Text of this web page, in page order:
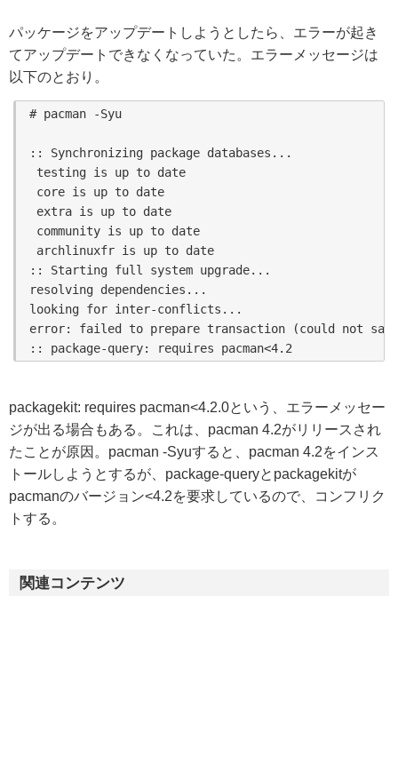
パッケージをアップデートしようとしたら、エラーが起き
てアップデートできなくなっていた。エラーメッセージは
以下のとおり。
# pacman -Syu
:: Synchronizing package databases...
testing is up to date
core is up to date
extra is up to date
community is up to date
archlinuxfr is up to date
:: Starting full system upgrade...
resolving dependencies...
looking for inter-conflicts...
error: failed to prepare transaction (could not
packagekit: requires pacman<4.2.0という、エラーメッセー
ジが出る場合もある。これは、pacman 4.2がリリースされ
たことが原因。pacman -Syuすると、pacman 4.2をインス
トールしようとするが、package-queryとpackagekitが
pacmanのバージョン<4.2を要求しているので、コンフリク
トする。
関連コンテンツ